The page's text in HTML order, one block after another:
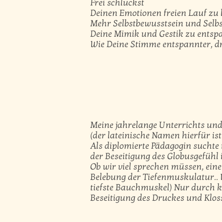
Frei schluckst
Deinen Emotionen freien Lauf zu
Mehr Selbstbewusstsein und
Deine Mimik und Gestik zu
Wie Deine Stimme entspannter,
Meine jahrelange Unterrichts
(der lateinische Namen hierfür
Als diplomierte Pädagogin
der Beseitigung des Globusgefühl
Ob wir viel sprechen müssen,
Belebung der
tiefste Bauchmuskel) Nur durch
Beseitigung des Druckes und